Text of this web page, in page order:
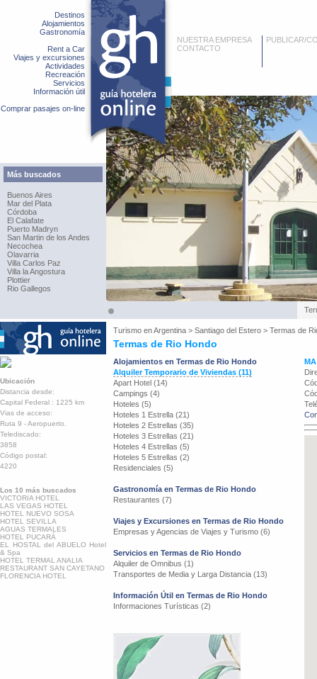
Destinos
Alojamientos
Gastronomía
Rent a Car
Viajes y excursiones
Actividades
Recreación
Servicios
Información útil
Comprar pasajes on-line
Más buscados
Buenos Aires
Mar del Plata
Córdoba
El Calafate
Puerto Madryn
San Martin de los Andes
Necochea
Olavarria
Villa Carlos Paz
Villa la Angostura
Plottier
Rio Gallegos
NUESTRA EMPRESA
CONTACTO
PUBLICAR/
Turismo enArgentina > Santiago del Estero > Termas de
Termas de Rio Hondo
Ubicación
Distancia desde:
Capital Federal : 1225 km
Vias de acceso:
Ruta 9 - Aeropuerto.
Telediscado:
3858
Código postal:
4220
Los 10 más buscados
VICTORIA HOTEL
LAS VEGAS HOTEL
HOTEL NUEVO SOSA
HOTEL SEVILLA
AGUAS TERMALES
HOTEL PUCARÁ
EL HOSTAL del ABUELO Hotel
& Spa
HOTEL TERMAL ANALIA
RESTAURANT SAN CAYETANO
FLORENCIA HOTEL
Alojamientos en Termas de Rio Hondo
Alquiler Temporario de Viviendas (11)
Apart Hotel (14)
Campings (4)
Hoteles (5)
Hoteles 1 Estrella (21)
Hoteles 2 Estrellas (35)
Hoteles 3 Estrellas (21)
Hoteles 4 Estrellas (5)
Hoteles 5 Estrellas (2)
Residenciales (5)
Gastronomía en Termas de Rio Hondo
Restaurantes (7)
Viajes y Excursiones en Termas de Rio Hondo
Empresas y Agencias de Viajes y Turismo (6)
Servicios en Termas de Rio Hondo
Alquiler de Omnibus (1)
Transportes de Media y Larga Distancia (13)
Información Útil en Termas de Rio Hondo
Informaciones Turísticas (2)